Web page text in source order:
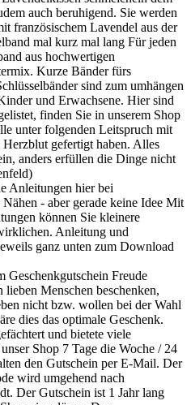
auch beruhigend. Sie werden
französischem Lavendel aus der
mal kurz mal lang Für jeden
aus hochwertigen
Kurze Bänder fürs
sind zum umhängen
und Erwachsene. Hier sind
finden Sie in unserem Shop
unter folgenden Leitspruch mit
gefertigt haben. Alles
anders erfüllen die Dinge nicht
Anleitungen hier bei
- aber gerade keine Idee Mit
können Sie kleinere
Anleitung und
ganz unten zum Download
Geschenkgutschein Freude
Menschen beschenken,
nicht bzw. wollen bei der Wahl
dies das optimale Geschenk.
und bietete viele
Shop 7 Tage die Woche / 24
den Gutschein per E-Mail. Der
wird umgehend nach
Der Gutschein ist 1 Jahr lang